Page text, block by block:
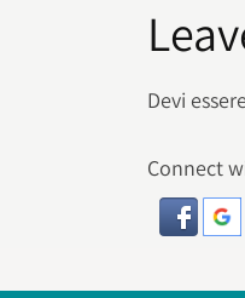
Devi
Connect